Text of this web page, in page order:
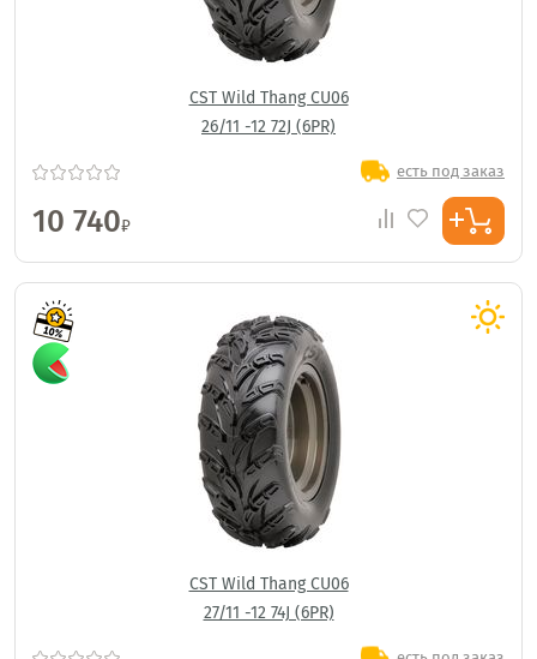
CST Wild Thang CU06
26/11 -12 72J (6PR)
есть под заказ
10 740₽
CST Wild Thang CU06
27/11 -12 74J (6PR)